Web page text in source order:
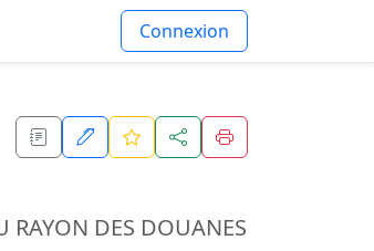
Connexion
RAYON DES DOUANES